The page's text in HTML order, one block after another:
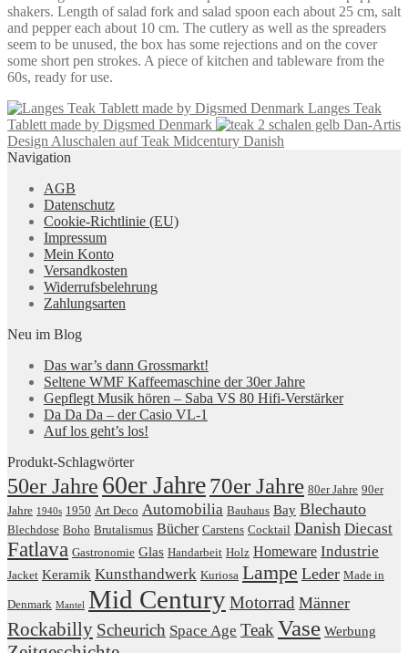
shakers. Length of salad fork and salad spoon each about 25 cm, salt
and pepper each about 10 cm. The cutlery as well as the spreaders
seem to be unused, the box has some rejections and on the cover
some short pen strokes. A piece of kitchen and tableware from the
60s, ready for use.
Langes Teak
Tablett made by Digsmed Denmark
Dan-Artis
Design Aluschalen auf Teak Midcentury Danish
Navigation
AGB
Datenschutz
Cookie-Richtlinie (EU)
Impressum
Mein Konto
Versandkosten
Widerrufsbelehrung
Zahlungsarten
Neu im Blog
Das war’s dann Grossmarkt!
Seltene WMF Kaffeemaschine der 30er Jahre
Gepflegt Musik hören – Saba VS 80 Hifi-Verstärker
Da Da Da – der Casio VL-1
Auf los geht’s los!
Produkt-Schlagwörter
50er Jahre 60er Jahre70er Jahre 80er Jahre 90er
Jahre 1940s 1950 Art Deco Automobilia Bauhaus Bay Blechauto
Blechdose Boho Brutalismus Bücher Carstens Cocktail Danish Diecast
Fatlava Gastronomie Glas Handarbeit Holz Homeware Industrie
Jacket Keramik Kunsthandwerk Kuriosa Lampe Leder Made in
Denmark Mantel Mid CenturyMotorrad Männer
Rockabilly Scheurich Space Age Teak Vase Werbung